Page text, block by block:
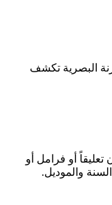
البصرية تكشف
تعليقاً أو فرامل أو
والموديل.